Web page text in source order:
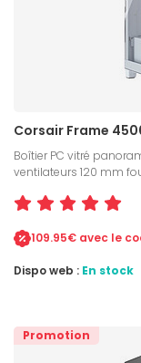
Corsair Frame
Boîtier PC vitré
ventilateurs 120 mm
109.95€ avec le
Dispo web : En stock
Promotion